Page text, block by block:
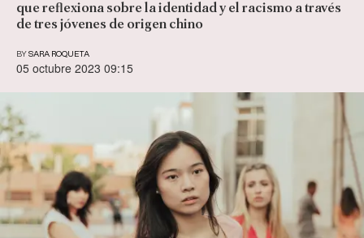
que reflexiona sobre la identidad y el racismo a través
de tres jóvenes de origen chino
BY SARA ROQUETA
05 octubre 2023 09:15